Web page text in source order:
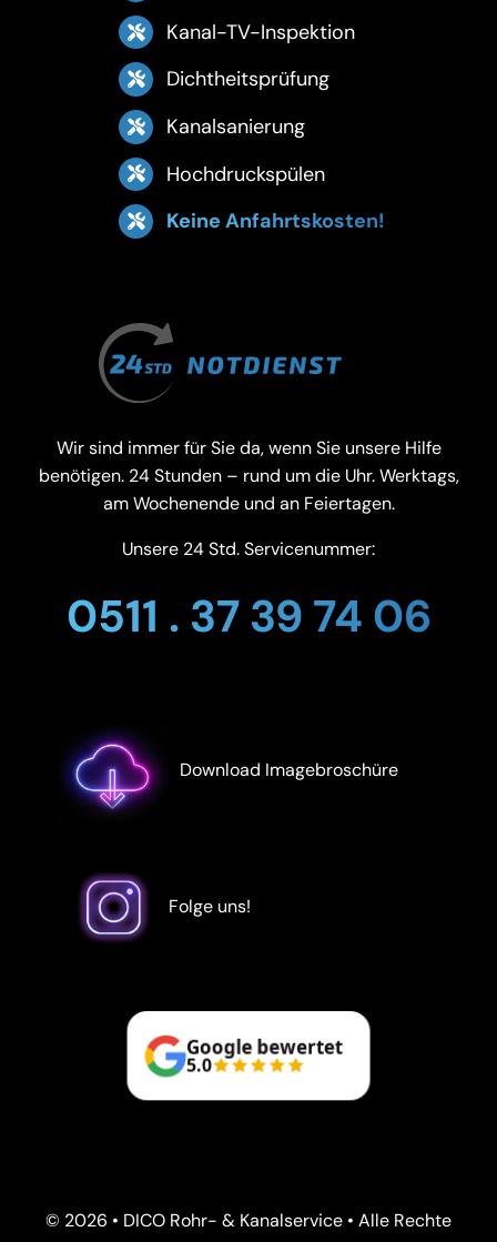
Kanal-TV-Inspektion
Dichtheitsprüfung
Kanalsanierung
Hochdruckspülen
Keine Anfahrtskosten!
Wir sind immer für Sie da, wenn Sie unsere Hilfe
benötigen. 24 Stunden – rund um die Uhr. Werktags,
am Wochenende und an Feiertagen.
Unsere 24 Std. Servicenummer:
0511 . 37 39 74 06
Download Imagebroschüre
Folge uns!
Google bewertet
5.0
© 2026 • DICO Rohr- & Kanalservice • Alle Rechte